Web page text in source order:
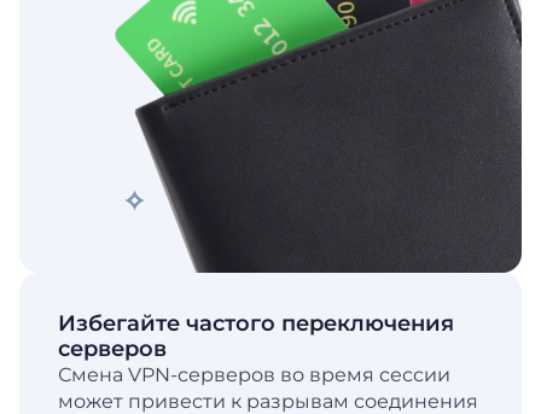
Избегайте частого переключения
серверов
Смена VPN-серверов во время сессии
может привести к разрывам соединения